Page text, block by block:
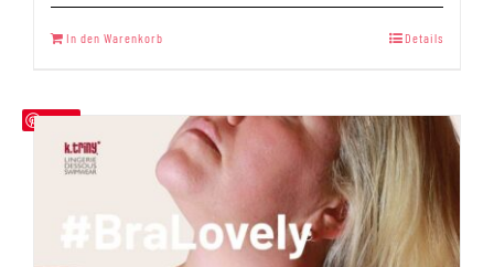
Bewertet
4.94
In den Warenkorb Details
Save